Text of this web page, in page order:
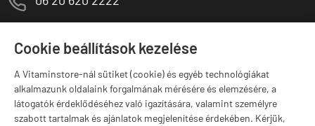
Cookie beállítások kezelése
A Vitaminstore-nál sütiket (cookie) és egyéb technológiákat
alkalmazunk oldalaink forgalmának mérésére és elemzésére, a
látogatók érdeklődéséhez való igazítására, valamint személyre
szabott tartalmak és ajánlatok megjelenítése érdekében. Kérjük,
Szugló u. 83-85.
Márkák